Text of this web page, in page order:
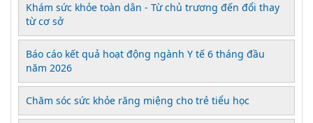
Khám sức khỏe toàn dân - Từ chủ trương đến đổi thay
từ cơ sở
Báo cáo kết quả hoạt động ngành Y tế 6 tháng đầu
năm 2026
Chăm sóc sức khỏe răng miệng cho trẻ tiểu học